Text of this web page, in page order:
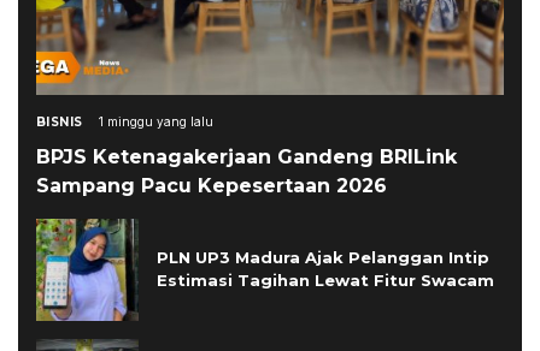
BISNIS 1 minggu yang lalu
BPJS Ketenagakerjaan Gandeng BRILink
Sampang Pacu Kepesertaan 2026
PLN UP3 Madura Ajak Pelanggan Intip
Estimasi Tagihan Lewat Fitur Swacam